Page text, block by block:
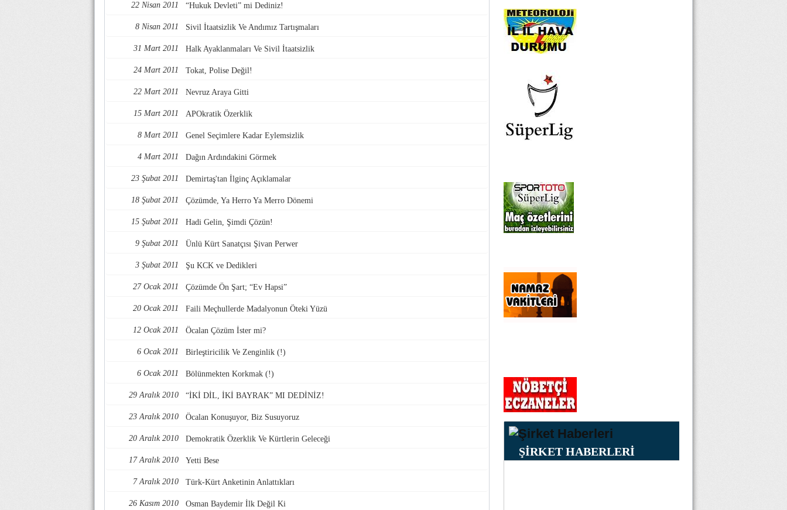
22 Nisan 2011 “Hukuk Devleti” mi Dediniz!
8 Nisan 2011 Sivil İtaatsizlik Ve Andımız Tartışmaları
31 Mart 2011 Halk Ayaklanmaları Ve Sivil İtaatsizlik
24 Mart 2011 Tokat, Polise Değil!
22 Mart 2011 Nevruz Araya Gitti
15 Mart 2011 APOkratik Özerklik
8 Mart 2011 Genel Seçimlere Kadar Eylemsizlik
4 Mart 2011 Dağın Ardındakini Görmek
23 Şubat 2011 Demirtaş'tan İlginç Açıklamalar
18 Şubat 2011 Çözümde, Ya Herro Ya Merro Dönemi
15 Şubat 2011 Hadi Gelin, Şimdi Çözün!
9 Şubat 2011 Ünlü Kürt Sanatçısı Şivan Perwer
3 Şubat 2011 Şu KCK ve Dedikleri
27 Ocak 2011 Çözümde Ön Şart; “Ev Hapsi”
20 Ocak 2011 Faili Meçhullerde Madalyonun Öteki Yüzü
12 Ocak 2011 Öcalan Çözüm İster mi?
6 Ocak 2011 Birleştiricilik Ve Zenginlik (!)
6 Ocak 2011 Bölünmekten Korkmak (!)
29 Aralık 2010 “İKİ DİL, İKİ BAYRAK” MI DEDİNİZ!
23 Aralık 2010 Öcalan Konuşuyor, Biz Susuyoruz
20 Aralık 2010 Demokratik Özerklik Ve Kürtlerin Geleceği
17 Aralık 2010 Yetti Bese
7 Aralık 2010 Türk-Kürt Anketinin Anlattıkları
26 Kasım 2010 Osman Baydemir İlk Değil Ki
ŞİRKET HABERLERİ